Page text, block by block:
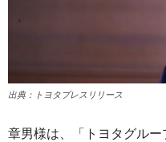
出典：トヨタプレスリリース
章男様は、「トヨタグルー